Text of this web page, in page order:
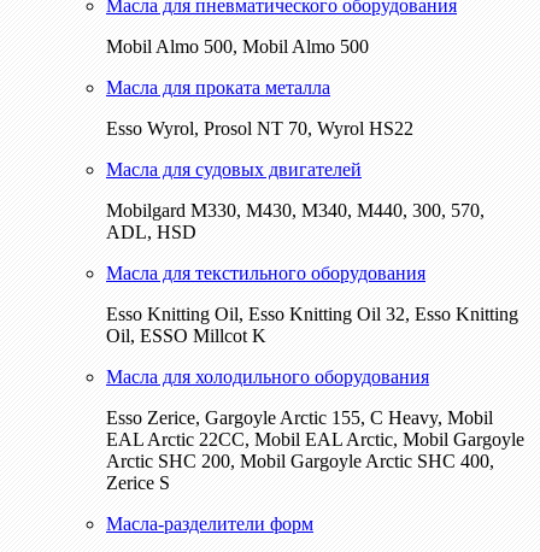
Масла для пневматического оборудования
Mobil Almo 500, Mobil Almo 500
Масла для проката металла
Esso Wyrol, Prosol NT 70, Wyrol HS22
Масла для судовых двигателей
Mobilgard M330, M430, M340, M440, 300, 570,
ADL, HSD
Масла для текстильного оборудования
Esso Knitting Oil, Esso Knitting Oil 32, Esso Knitting
Oil, ESSO Millcot K
Масла для холодильного оборудования
Esso Zerice, Gargoyle Arctic 155, С Heavy, Mobil
EAL Arctic 22CC, Mobil EAL Arctic, Mobil Gargoyle
Arctic SHC 200, Mobil Gargoyle Arctic SHC 400,
Zerice S
Масла-разделители форм